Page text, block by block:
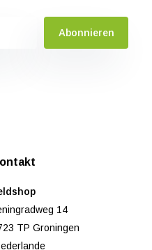
Abonnieren
14
TP Groningen